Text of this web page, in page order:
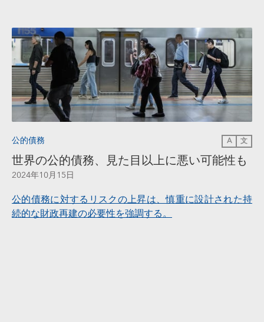
公的債務 A 文
世界の公的債務、見た目以上に悪い可能性も
2024年10月15日
公的債務に対するリスクの上昇は、慎重に設計された持
続的な財政再建の必要性を強調する。